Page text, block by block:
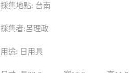
採集地點: 台南
採集者:呂理政
用途: 日用具